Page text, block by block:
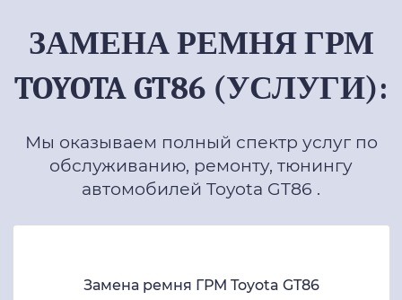
ЗАМЕНА РЕМНЯ ГРМ
TOYOTA GT86 (УСЛУГИ):
Мы оказываем полный спектр услуг по
обслуживанию, ремонту, тюнингу
автомобилей Toyota GT86 .
Замена ремня ГРМ Toyota GT86